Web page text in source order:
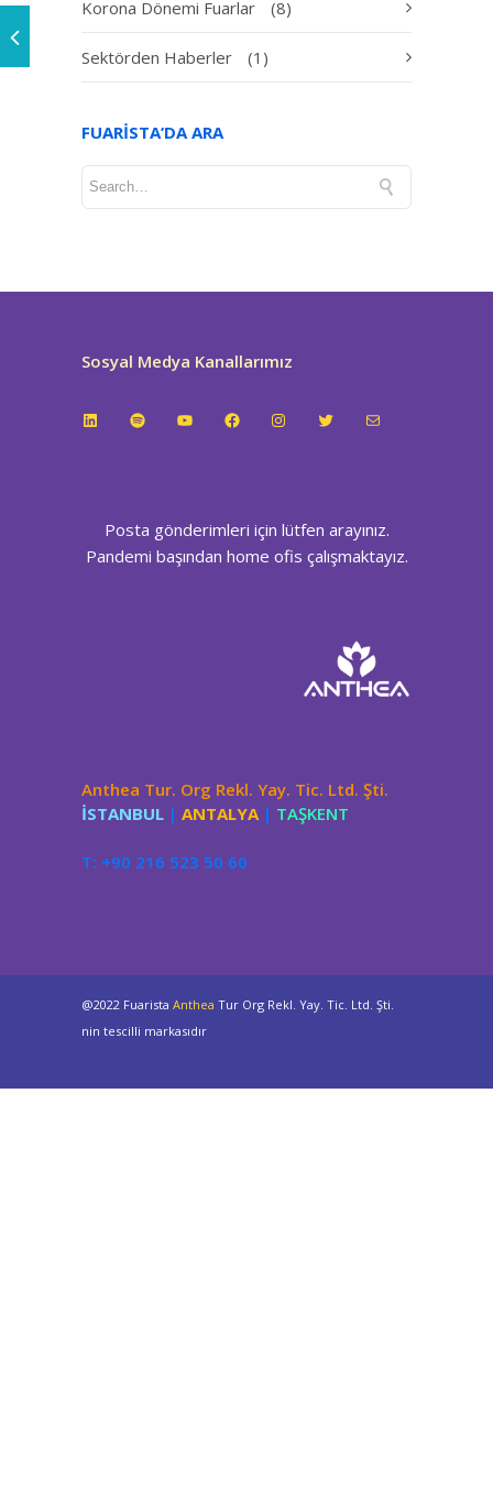
Korona Dönemi Fuarlar (8)
Sektörden Haberler (1)
FUARISTA’DA ARA
Sosyal Medya Kanallarımız
LinkedInSpotifyYouTubeFacebookInstagramTwitterE-posta
Posta gönderimleri için lütfen arayınız.
Pandemi başından home ofis çalışmaktayız.
Anthea Tur. Org Rekl. Yay. Tic. Ltd. Şti.
İSTANBUL | ANTALYA | TAŞKENT
T: +90 216 523 50 60
@2022 Fuarista Anthea Tur Org Rekl. Yay. Tic. Ltd. Şti.
nin tescilli markasıdır